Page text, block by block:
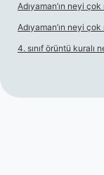
Adıyaman’ın neyi
Adıyaman’ın neyi
4. sınıf örüntü kuralı